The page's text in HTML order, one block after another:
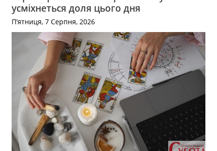
усміхнеться доля цього дня
П’ятниця, 7 Серпня, 2026